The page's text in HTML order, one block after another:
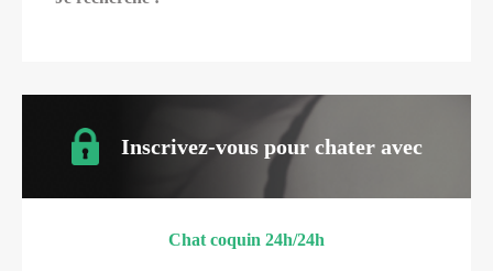
Inscrivez-vous pour chater avec
Chat coquin 24h/24h